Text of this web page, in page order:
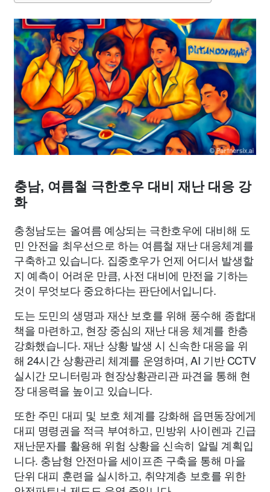
대출 자동차 취미 여행 맛집 IT 컴퓨터 기술
종교 사회 정치 건강 의료 의학 경제 마케팅
부동산 외국어 교육 교통 생활 기타
충남, 여름철 극한호우 대비 재난 대응 강
화
충청남도는 올여름 예상되는 극한호우에 대비해 도
민 안전을 최우선으로 하는 여름철 재난 대응체계를
구축하고 있습니다. 집중호우가 언제 어디서 발생할
지 예측이 어려운 만큼, 사전 대비에 만전을 기하는
것이 무엇보다 중요하다는 판단에서입니다.
도는 도민의 생명과 재산 보호를 위해 풍수해 종합대
책을 마련하고, 현장 중심의 재난 대응 체계를 한층
강화했습니다. 재난 상황 발생 시 신속한 대응을 위
해 24시간 상황관리 체계를 운영하며, AI 기반 CCTV
실시간 모니터링과 현장상황관리관 파견을 통해 현
장 대응력을 높이고 있습니다.
또한 주민 대피 및 보호 체계를 강화해 읍면동장에게
대피 명령권을 적극 부여하고, 민방위 사이렌과 긴급
재난문자를 활용해 위험 상황을 신속히 알릴 계획입
니다. 충남형 안전마을 세이프존 구축을 통해 마을
단위 대피 훈련을 실시하고, 취약계층 보호를 위한